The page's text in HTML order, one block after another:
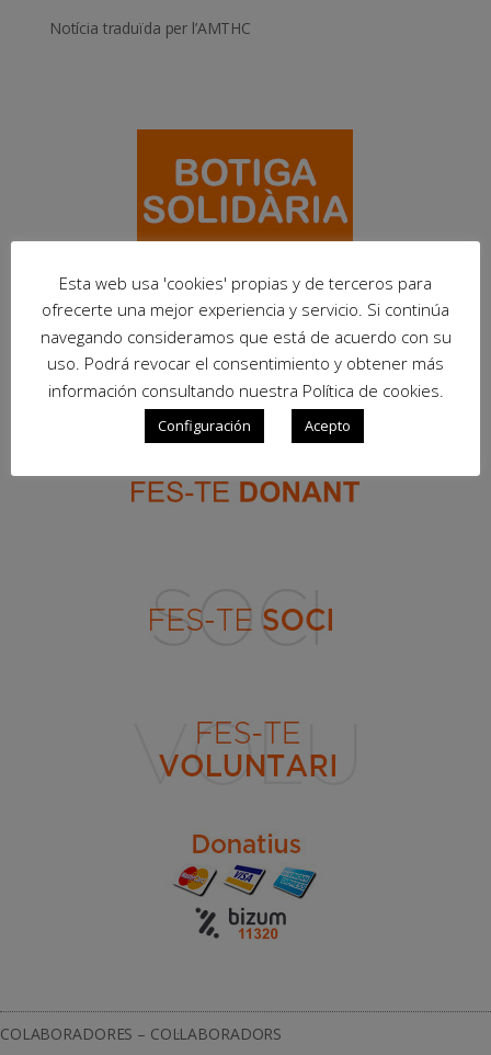
Notícia traduïda per l’AMTHC
COLABORADORES – COL·LABORADORS
Esta web usa 'cookies' propias y de terceros para
ofrecerte una mejor experiencia y servicio. Si continúa
navegando consideramos que está de acuerdo con su
uso. Podrá revocar el consentimiento y obtener más
información consultando nuestra Política de cookies.
Configuración Acepto